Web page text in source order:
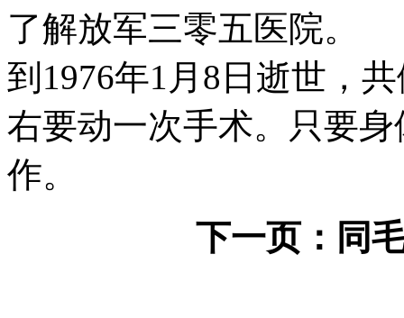
了解放军三零五医院。
到1976年1月8日逝世，
右要动一次手术。只要
作。
下一页： 同